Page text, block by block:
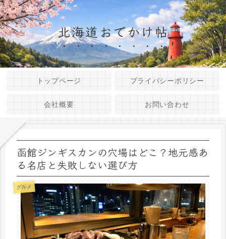
北海道おでかけ帖
トップページ プライバシーポリシー
会社概要 お問い合わせ
函館ジンギスカンの穴場はどこ？地元感あ
る名店と失敗しない選び方
グルメ